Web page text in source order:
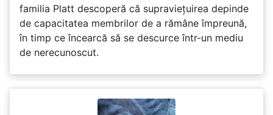
familia Platt descoperă că supraviețuirea depinde
de capacitatea membrilor de a rămâne împreună,
în timp ce încearcă să se descurce într-un mediu
de nerecunoscut.